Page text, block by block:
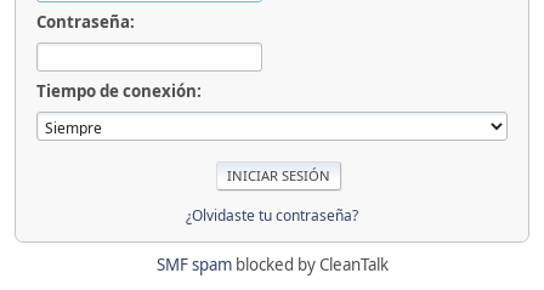
Contraseña:
Tiempo de conexión:
¿Olvidaste tu contraseña?
SMF spamblocked by CleanTalk